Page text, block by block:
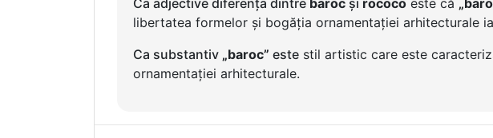
Ca adjective diferența dintre baroc și rococo este că
libertatea formelor și bogăția ornamentației arhitecturale
Ca substantiv „baroc” este stil artistic care este
ornamentației arhitecturale.